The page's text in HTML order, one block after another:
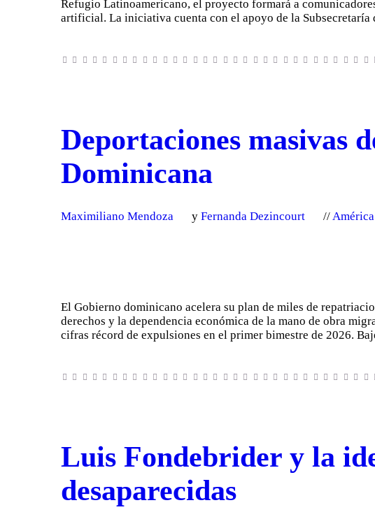
Refugio Latinoamericano, el proyecto formará a
artificial. La iniciativa cuenta con el apoyo de la
Deportaciones masivas
Dominicana
Maximiliano Mendoza yFernanda Dezincourt
El Gobierno dominicano acelera su plan de miles de
derechos y la dependencia económica de la mano de obra
cifras récord de expulsiones en el primer bimestre de 2026.
Luis Fondebrider y la
desaparecidas